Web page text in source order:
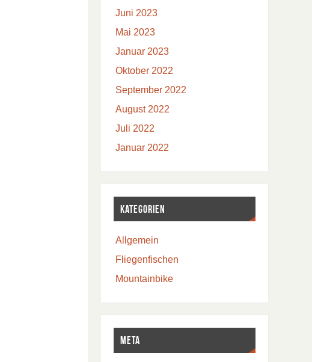
Juni 2023
Mai 2023
Januar 2023
Oktober 2022
September 2022
August 2022
Juli 2022
Januar 2022
Kategorien
Allgemein
Fliegenfischen
Mountainbike
Meta